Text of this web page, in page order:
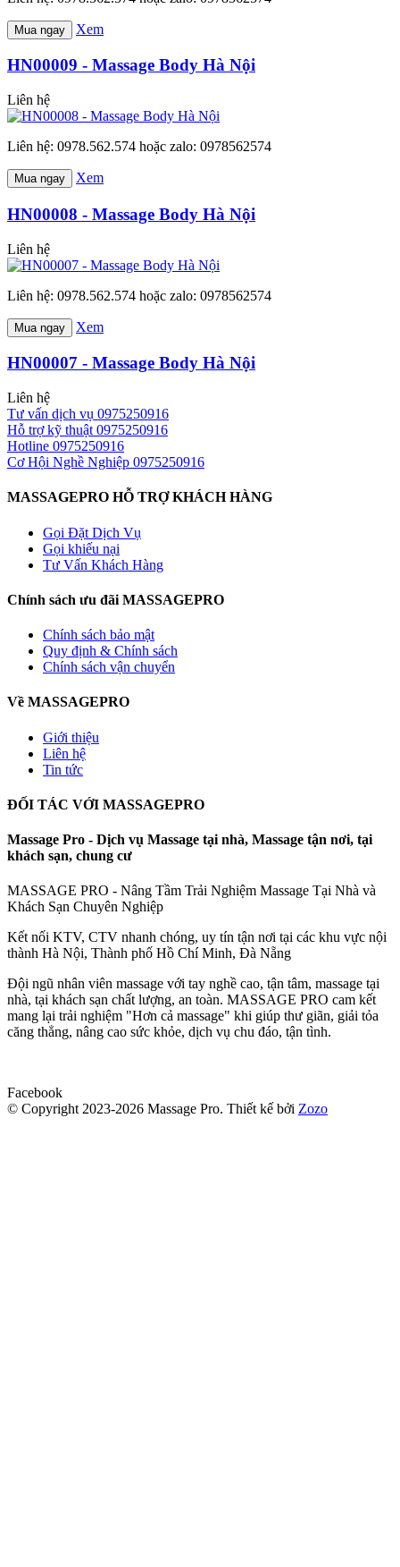
Mua ngay Xem
HN00009 - Massage Body Hà Nội
Liên hệ
Liên hệ: 0978.562.574 hoặc zalo: 0978562574
Mua ngay Xem
HN00008 - Massage Body Hà Nội
Liên hệ
Liên hệ: 0978.562.574 hoặc zalo: 0978562574
Mua ngay Xem
HN00007 - Massage Body Hà Nội
Liên hệ
Tư vấn dịch vụ 0975250916
Hỗ trợ kỹ thuật 0975250916
Hotline 0975250916
Cơ Hội Nghề Nghiệp 0975250916
MASSAGEPRO HỖ TRỢ KHÁCH HÀNG
Gọi Đặt Dịch Vụ
Gọi khiếu nại
Tư Vấn Khách Hàng
Chính sách ưu đãi MASSAGEPRO
Chính sách bảo mật
Quy định & Chính sách
Chính sách vận chuyển
Về MASSAGEPRO
Giới thiệu
Liên hệ
Tin tức
ĐỐI TÁC VỚI MASSAGEPRO
Massage Pro - Dịch vụ Massage tại nhà, Massage tận nơi, tại
khách sạn, chung cư
MASSAGE PRO - Nâng Tầm Trải Nghiệm Massage Tại Nhà và
Khách Sạn Chuyên Nghiệp
Kết nối KTV, CTV nhanh chóng, uy tín tận nơi tại các khu vực nội
thành Hà Nội, Thành phố Hồ Chí Minh, Đà Nẵng
Đội ngũ nhân viên massage với tay nghề cao, tận tâm, massage tại
nhà, tại khách sạn chất lượng, an toàn. MASSAGE PRO cam kết
mang lại trải nghiệm "Hơn cả massage" khi giúp thư giãn, giải tỏa
căng thẳng, nâng cao sức khỏe, dịch vụ chu đáo, tận tình.
Facebook
© Copyright 2023-2026 Massage Pro. Thiết kế bởi Zozo